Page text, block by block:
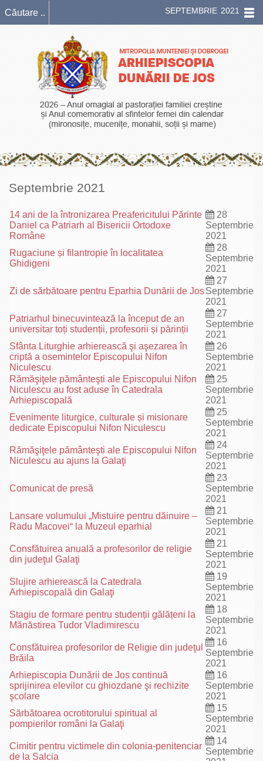
SEPTEMBRIE 2021
Septembrie 2021
14 ani de la întronizarea Preafericitului Părinte
Daniel ca Patriarh al Bisericii Ortodoxe
Române
28
Septembrie
2021
Rugaciune și filantropie în localitatea
Ghidigeni
28
Septembrie
2021
Zi de sărbătoare pentru Eparhia Dunării de Jos
27
Septembrie
2021
Patriarhul binecuvintează la început de an
universitar toți studenții, profesorii și părinții
27
Septembrie
2021
Sfânta Liturghie arhierească şi aşezarea în
criptă a osemintelor Episcopului Nifon
Niculescu
26
Septembrie
2021
Rămăşiţele pământeşti ale Episcopului Nifon
Niculescu au fost aduse în Catedrala
Arhiepiscopală
25
Septembrie
2021
Evenimente liturgice, culturale și misionare
dedicate Episcopului Nifon Niculescu
25
Septembrie
2021
Rămăşiţele pământeşti ale Episcopului Nifon
Niculescu au ajuns la Galaţi
24
Septembrie
2021
Comunicat de presă
23
Septembrie
2021
Lansare volumului „Mistuire pentru dăinuire –
Radu Macovei“ la Muzeul eparhial
21
Septembrie
2021
Consfătuirea anuală a profesorilor de religie
din judeţul Galaţi
21
Septembrie
2021
Slujire arhierească la Catedrala
Arhiepiscopală din Galaţi
19
Septembrie
2021
Stagiu de formare pentru studenții gălățeni la
Mănăstirea Tudor Vladimirescu
18
Septembrie
2021
Consfătuirea profesorilor de Religie din judeţul
Brăila
16
Septembrie
2021
Arhiepiscopia Dunării de Jos continuă
sprijinirea elevilor cu ghiozdane şi rechizite
şcolare
16
Septembrie
2021
Sărbătoarea ocrotitorului spiritual al
pompierilor români la Galaţi
15
Septembrie
2021
Cimitir pentru victimele din colonia-penitenciar
de la Salcia
14
Septembrie